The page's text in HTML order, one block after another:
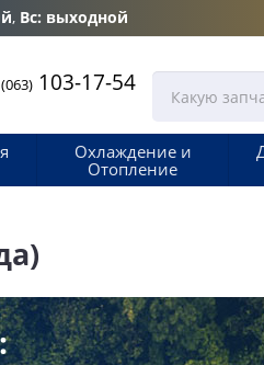
, Вс: выходной
(063)103-17-54
Охлаждение и
Отопление